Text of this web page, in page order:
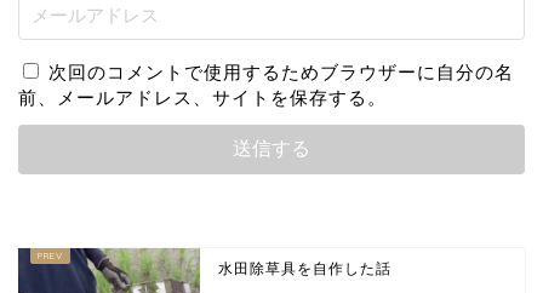
次回のコメントで使用するためブラウザーに自分の名
前、メールアドレス、サイトを保存する。
水田除草具を自作した話